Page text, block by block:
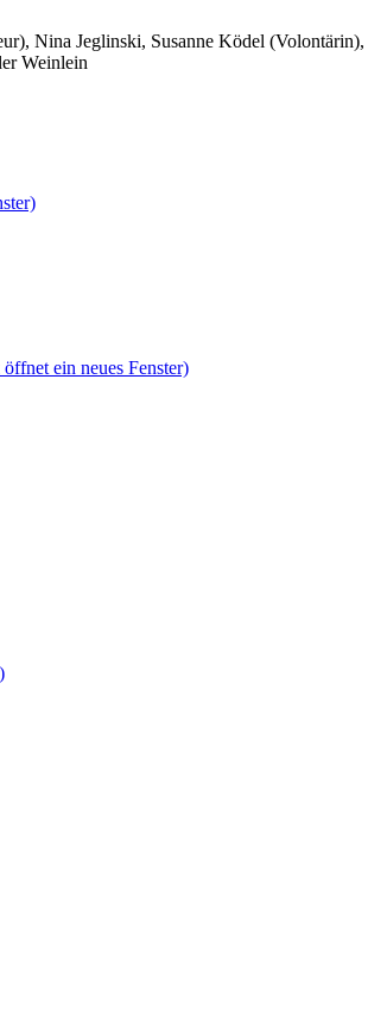
Nina Jeglinski, Susanne Ködel (Volontärin),
Weinlein
ein neues Fenster)